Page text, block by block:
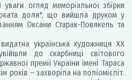
огляд меморіальної збірки
доля", що вийшла друком у
Оксани Старак-Повякель та
українська художниця XX
до скарбниці світового
премії України імені Тараса
років – захворіла на поліомієліт.